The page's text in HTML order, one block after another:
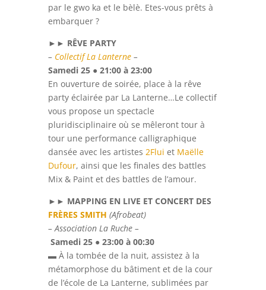
par le gwo ka et le bèlè. Etes-vous prêts à
embarquer ?
►► RÊVE PARTY
– Collectif La Lanterne–
Samedi 25 ● 21:00 à 23:00
En ouverture de soirée, place à la rêve
party éclairée par La Lanterne…Le collectif
vous propose un spectacle
pluridisciplinaire où se mêleront tour à
tour une performance calligraphique
dansée avec les artistes 2Flui et Maëlle
Dufour, ainsi que les finales des battles
Mix & Paint et des battles de l’amour.
►► MAPPING EN LIVE ET CONCERT DES
FRÈRES SMITH (Afrobeat)
– Association La Ruche –
Samedi 25 ● 23:00 à 00:30
▬ À la tombée de la nuit, assistez à la
métamorphose du bâtiment et de la cour
de l’école de La Lanterne, sublimées par